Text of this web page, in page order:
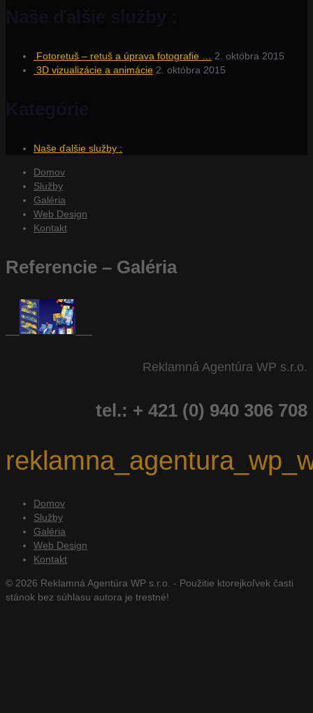
Fotoretuš – retuš a úprava fotografie …
2. októbra 2015
3D vizualizácie a animácie 2. októbra 2015
Naše ďalšie služby :
Domov
Služby
Galéria
Web Design
Kontakt
Referencie – Galéria
Reklamná Agentúra WP s.r.o.
tel.: + 421 (0) 940 306 708
Domov
Služby
Galéria
Web Design
Kontakt
© 2026 Reklamná Agentúra WP s.r.o. - Použitie ktorejkoľvek časti
stánok bez súhlasu autora je trestné!